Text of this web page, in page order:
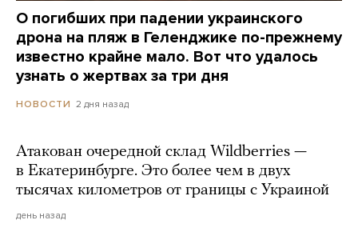
О погибших при падении украинского
дрона на пляж в Геленджике по-прежнему
известно крайне мало. Вот что удалось
узнать о жертвах за три дня
НОВОСТИ 2 дня назад
Атакован очередной склад Wildberries —
в Екатеринбурге. Это более чем в двух
тысячах километров от границы с Украиной
день назад